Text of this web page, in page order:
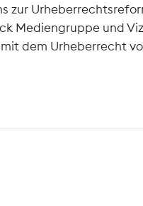
zur
Mediengruppe und
dem Urheberrecht